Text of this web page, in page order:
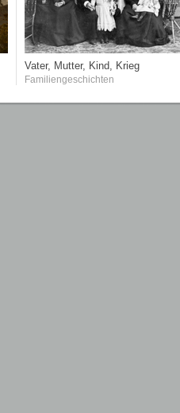
Vater, Mutter, Kind, Krieg
Familiengeschichten